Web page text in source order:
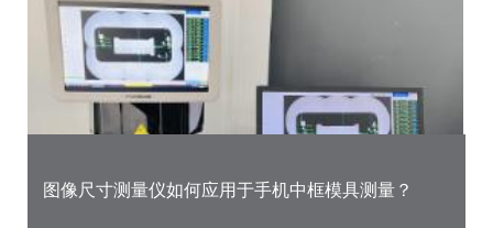
图像尺寸测量仪如何应用于手机中框模具测量？